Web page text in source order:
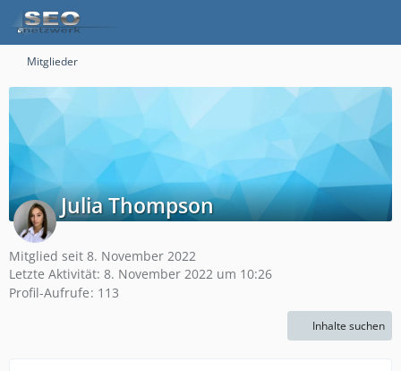
Mitglieder
Julia Thompson
Mitglied seit 8. November 2022
Letzte Aktivität: 8. November 2022 um 10:26
Profil-Aufrufe 113
Inhalte suchen